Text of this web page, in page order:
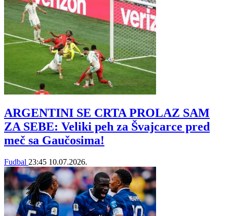
ARGENTINI SE CRTA PROLAZ SAM
ZA SEBE: Veliki peh za Švajcarce pred
meč sa Gaučosima!
Fudbal 23:45 10.07.2026.